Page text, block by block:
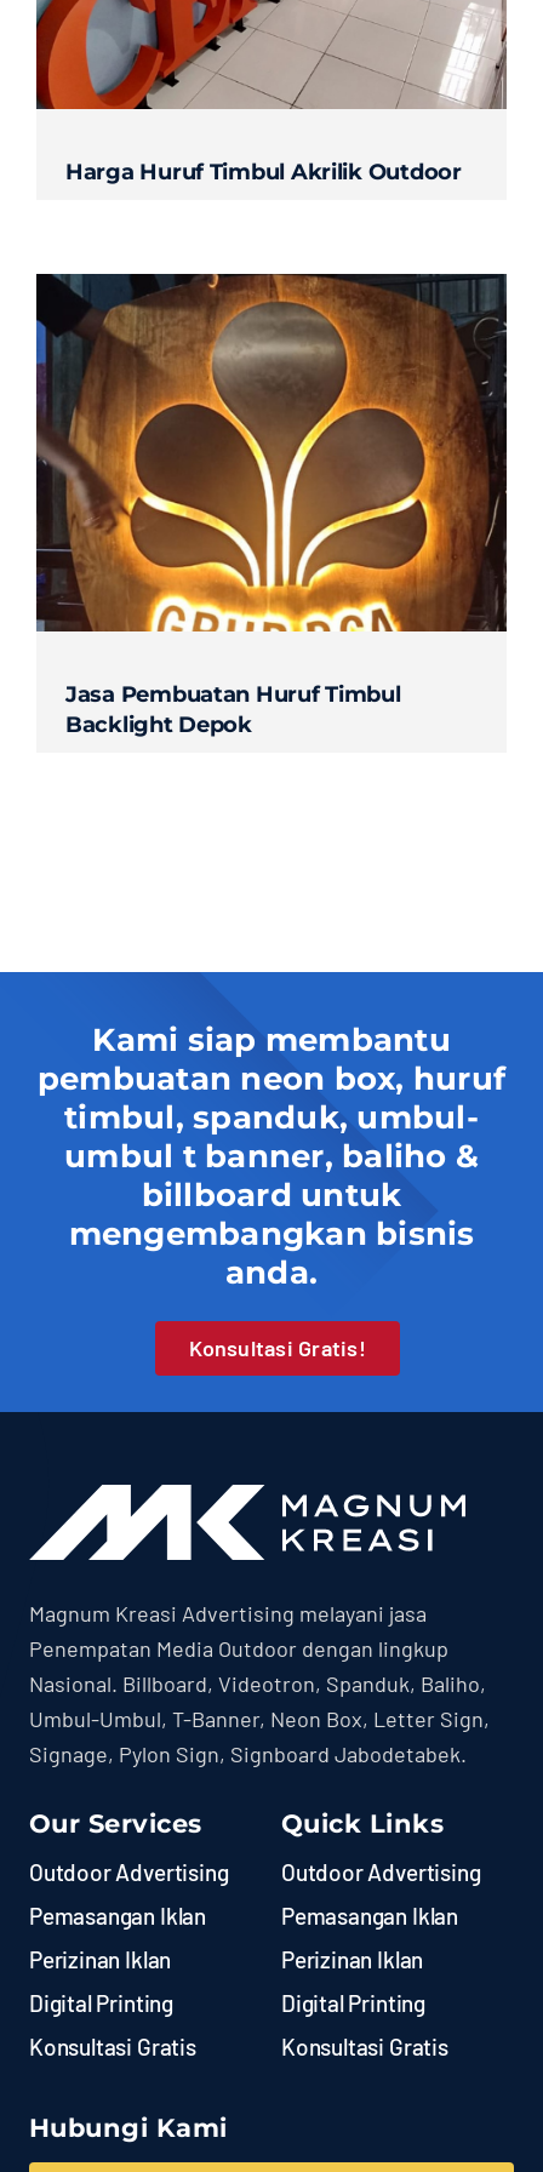
Contact
Harga Huruf Timbul Akrilik Outdoor
Jasa Pembuatan Huruf Timbul
Backlight Depok
Kami siap membantu
pembuatan neon box, huruf
timbul, spanduk, umbul-
umbul t banner, baliho &
billboard untuk
mengembangkan bisnis
anda.
Konsultasi Gratis!
Magnum Kreasi Advertising melayani jasa
Penempatan Media Outdoor dengan lingkup
Nasional. Billboard, Videotron, Spanduk, Baliho,
Umbul-Umbul, T-Banner, Neon Box, Letter Sign,
Signage, Pylon Sign, Signboard Jabodetabek.
Our Services
Outdoor Advertising
Pemasangan Iklan
Perizinan Iklan
Digital Printing
Konsultasi Gratis
Quick Links
Outdoor Advertising
Pemasangan Iklan
Perizinan Iklan
Digital Printing
Konsultasi Gratis
Hubungi Kami